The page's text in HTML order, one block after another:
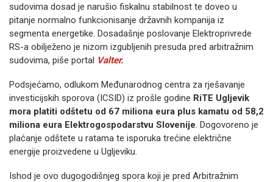
sudovima dosad je narušio fiskalnu stabilnost te doveo u
pitanje normalno funkcionisanje državnih kompanija iz
segmenta energetike. Dosadašnje poslovanje Elektroprivrede
RS-a obilježeno je nizom izgubljenih presuda pred arbitražnim
sudovima, piše portal Valter.
Podsjećamo, odlukom Međunarodnog centra za rješavanje
investicijskih sporova (ICSID) iz prošle godine RiTE Ugljevik
mora platiti odštetu od 67 miliona eura plus kamatu od 58,2
miliona eura Elektrogospodarstvu Slovenije. Dogovoreno je
plaćanje odštete u ratama te isporuka trećine električne
energije proizvedene u Ugljeviku.
Ishod je ovo dugogodišnjeg spora koji je pred Arbitražnim